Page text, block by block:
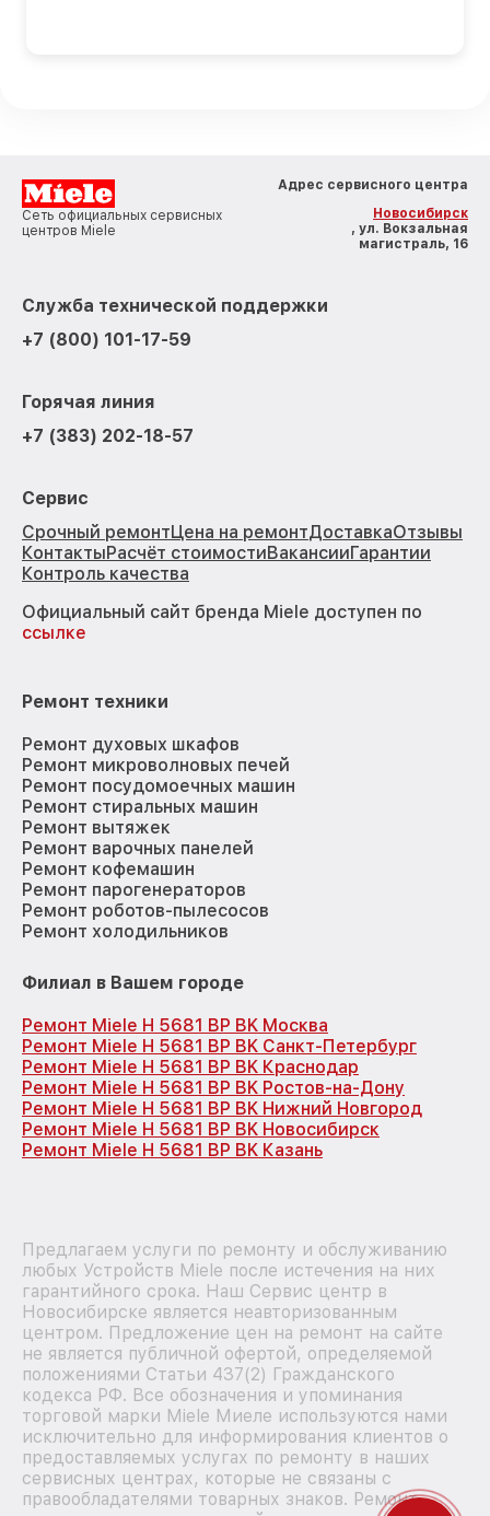
Сеть официальных сервисных
центров Miele
Адрес сервисного центра
Новосибирск
, ул. Вокзальная
магистраль, 16
Служба технической поддержки
+7 (800) 101-17-59
Горячая линия
+7 (383) 202-18-57
Сервис
Срочный ремонтЦена на ремонтДоставкаОтзывы
КонтактыРасчёт стоимостиВакансииГарантии
Контроль качества
Официальный сайт бренда Miele доступен по
ссылке
Ремонт техники
Ремонт духовых шкафов
Ремонт микроволновых печей
Ремонт посудомоечных машин
Ремонт стиральных машин
Ремонт вытяжек
Ремонт варочных панелей
Ремонт кофемашин
Ремонт парогенераторов
Ремонт роботов-пылесосов
Ремонт холодильников
Филиал в Вашем городе
Ремонт Miele H 5681 BP BK Москва
Ремонт Miele H 5681 BP BK Санкт-Петербург
Ремонт Miele H 5681 BP BK Краснодар
Ремонт Miele H 5681 BP BK Ростов-на-Дону
Ремонт Miele H 5681 BP BK Нижний Новгород
Ремонт Miele H 5681 BP BK Новосибирск
Ремонт Miele H 5681 BP BK Казань
Предлагаем услуги по ремонту и обслуживанию
любых Устройств Miele после истечения на них
гарантийного срока. Наш Сервис центр в
Новосибирске является неавторизованным
центром. Предложение цен на ремонт на сайте
не является публичной офертой, определяемой
положениями Статьи 437(2) Гражданского
кодекса РФ. Все обозначения и упоминания
торговой марки Miele Миеле используются нами
исключительно для информирования клиентов о
предоставляемых услугах по ремонту в наших
сервисных центрах, которые не связаны с
правообладателями товарных знаков. Ремонт